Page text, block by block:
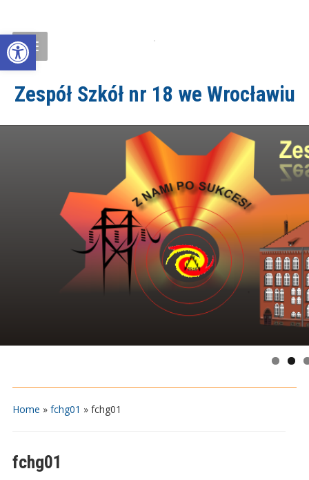
Open toolbar
Zespół Szkół nr 18 we Wrocławiu
Home » fchg01 » fchg01
fchg01